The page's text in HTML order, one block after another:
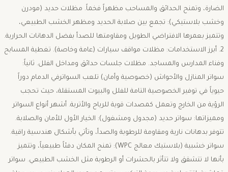
الضارة، وتمنح الحدائق والمساحب مظهراً فخماً. مظلات حديد (مودرن
وخشب بلاستيكي): تجمع بين صلابة الحديد ومظهر الخشب الطبيعي،
وتتميز بعمرها الافتراضي الطويل ومقاومتها للصدأ بفضل الدهانات الحرارية.
​2. أبرز الاستخدامات: ​مظلات مواقف سيارات (عامة وخاصة). تغطية المسابح
وفناء المدارس والمساجد. مظلات جلسات حدائق ومداخل الفلل. ​ثانياً:
سواتر المنازل والأحواش (خصوصية وأمان) ​تلعب السواترفي الدمام دوراً
حيوياً في توفير الخصوصية التامة للفلل والبيوت المستقلة، حيث تحجب
الرؤية من الخارج وتعمل كمصدات قوية للرياح والأتربة. ​أشهر أنواع السواتر
ومميزاتها: ​سواتر حديد (مجدول ومشغول): الخيار الأول للأمان والصلابة.
تتوفر بدهانات نارية ومقاومة للرطوبة والصدأ، وتأتي بأشكال هندسية راقية.
سواتر خشبية (بلاستيك معالج WPC): تمنح المكان دفئاً طبيعياً، وتتميز
بأنها لا تتشقق ولا تتأثر بالحشرات أو الرطوبة مثل الخشب الطبيعي. ​سواتر